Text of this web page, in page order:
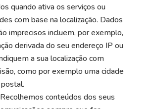
quando ativa os serviços ou
com base na localização. Dados
imprecisos incluem, por exemplo,
derivada do seu endereço IP ou
a sua localização com
como por exemplo uma cidade
conteúdos dos seus